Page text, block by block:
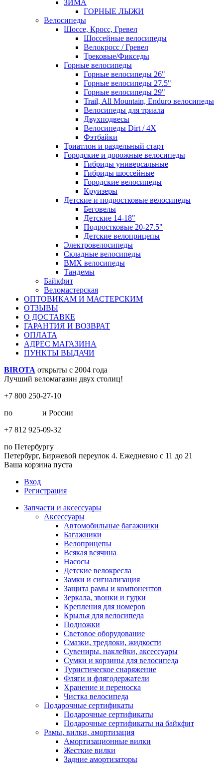
ЗИМА
ГОРНЫЕ ЛЫЖИ
Велосипеды
Шоссе, Кросс, Гревел
Шоссейные велосипеды
Велокросс / Гревел
Трековые/Фикседы
Горные велосипеды
Горные велосипеды 26"
Горные велосипеды 27.5"
Горные велосипеды 29"
Trail, All Mountain, Enduro велосипеды
Велосипеды для триала
Двухподвесы
Велосипеды Dirt / 4X
Фэтбайки
Триатлон и раздельный старт
Городские и дорожные велосипеды
Гибриды универсальные
Гибриды шоссейные
Городские велосипеды
Круизеры
Детские и подростковые велосипеды
Беговелы
Детские 14-18"
Подростковые 20-27.5"
Детские велоприцепы
Электровелосипеды
Складные велосипеды
BMX велосипеды
Тандемы
Байкфит
Веломастерская
ОПТОВИКАМ И МАСТЕРСКИМ
ОТЗЫВЫ
О ДОСТАВКЕ
ГАРАНТИЯ И ВОЗВРАТ
ОПЛАТА
АДРЕС МАГАЗИНА
ПУНКТЫ ВЫДАЧИ
BIROTA открыты с 2004 года
Лучший веломагазин двух столиц!
+7 800 250-27-10
по
и России
+7 812 925-09-32
по Петербургу
Петербург, Биржевой переулок 4. Ежедневно с 11 до 21
Ваша корзина пуста
Вход
Регистрация
Запчасти и аксессуары
Аксессуары
Автомобильные багажники
Багажники
Велоприцепы
Всякая всячина
Насосы
Детские велокресла
Замки и сигнализация
Защита рамы и компонентов
Зеркала, звонки и гудки
Крепления для номеров
Крылья для велосипеда
Подножки
Световое оборудование
Смазки, тредлоки, жидкости
Сувениры, наклейки, аксессуары
Сумки и корзины для велосипеда
Туристическое снаряжение
Фляги и флягодержатели
Хранение и переноска
Чистка велосипеда
Подарочные сертификаты
Подарочные сертификаты
Подарочные сертификаты на байкфит
Рамы, вилки, амортизация
Амортизационные вилки
Жесткие вилки
Задние амортизаторы